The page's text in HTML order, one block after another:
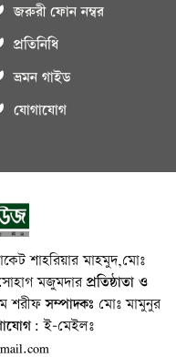
জরুরী ফোন নম্বর
প্রতিনিধি
ভ্রমন গাইড
যোগাযোগ
শাহরিয়ার মাহমুদ,মোঃ
সোহাগ মজুমদারপ্রতিষ্ঠাতা ও
শরীফসম্পাদকঃ মোঃ মামুনুর
ই-মেইলঃ